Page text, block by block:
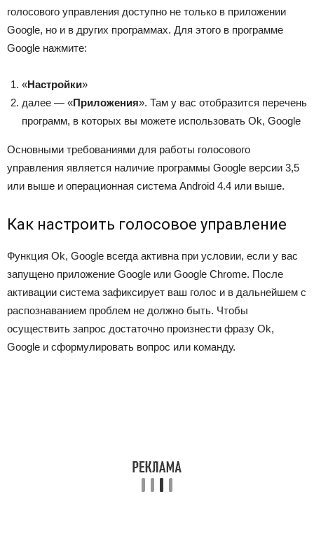
голосового управления доступно не только в приложении
Google, но и в других программах. Для этого в программе
Google нажмите:
«Настройки»
далее — «Приложения». Там у вас отобразится перечень
программ, в которых вы можете использовать Ok, Google
Основными требованиями для работы голосового
управления является наличие программы Google версии 3,5
или выше и операционная система Android 4.4 или выше.
Как настроить голосовое управление
Функция Ok, Google всегда активна при условии, если у вас
запущено приложение Google или Google Chrome. После
активации система зафиксирует ваш голос и в дальнейшем с
распознаванием проблем не должно быть. Чтобы
осуществить запрос достаточно произнести фразу Ok,
Google и сформулировать вопрос или команду.